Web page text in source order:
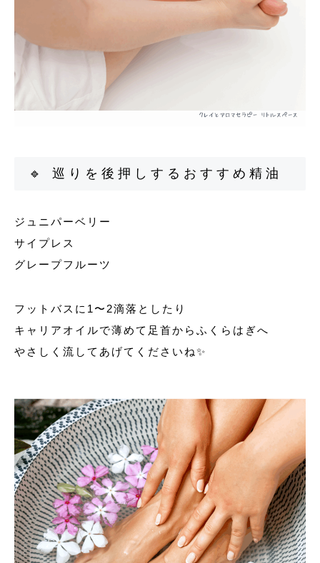
🔹 巡りを後押しするおすすめ精油
ジュニパーベリー
サイプレス
グレープフルーツ
フットバスに1〜2滴落としたり
キャリアオイルで薄めて足首からふくらはぎへ
やさしく流してあげてくださいね✨